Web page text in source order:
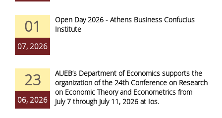
01
07, 2026
Open Day 2026 - Athens Business Confucius
Institute
23
06, 2026
AUEB’s Department of Economics supports the
organization of the 24th Conference on Research
on Economic Theory and Econometrics from
July 7 through July 11, 2026 at Ios.